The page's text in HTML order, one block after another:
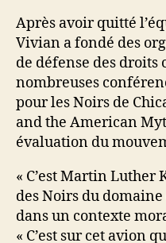
Après avoir quitté
Vivian a fondé des
de défense des droits
nombreuses
pour les Noirs de
and the American
évaluation du
« C’est Martin
des Noirs du
dans un contexte
« C’est sur cet avion